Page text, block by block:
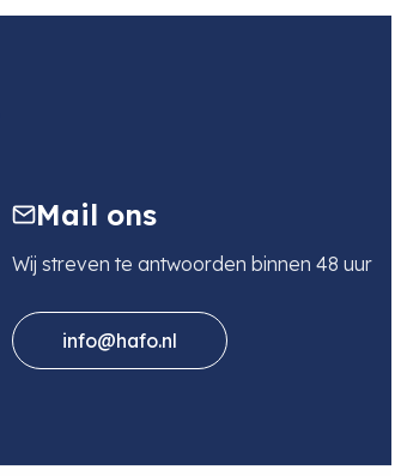
Mail ons
Wij streven te antwoorden binnen 48 uur
info@hafo.nl